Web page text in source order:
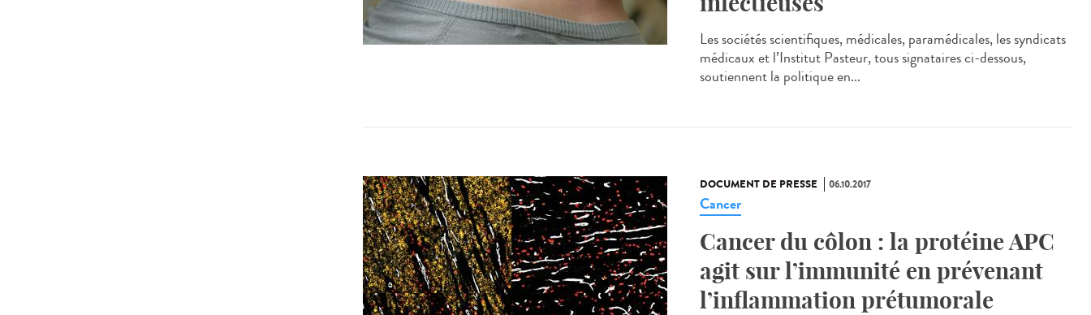
Les sociétés scientifiques, médicales, paramédicales, les syndicats
médicaux et l’Institut Pasteur, tous signataires ci-dessous,
soutiennent la politique en...
DOCUMENT DE PRESSE 06.10.2017
Cancer
Cancer du côlon : la protéine APC
agit sur l’immunité en prévenant
l’inflammation prétumorale